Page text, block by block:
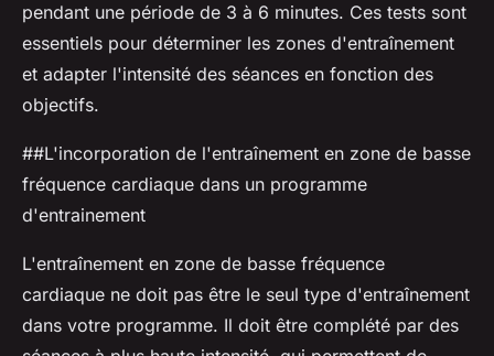
pendant une période de 3 à 6 minutes. Ces tests sont
essentiels pour déterminer les zones d'entraînement
et adapter l'intensité des séances en fonction des
objectifs.
##L'incorporation de l'entraînement en zone de basse
fréquence cardiaque dans un programme
d'entrainement
L'entraînement en zone de basse fréquence
cardiaque ne doit pas être le seul type d'entraînement
dans votre programme. Il doit être complété par des